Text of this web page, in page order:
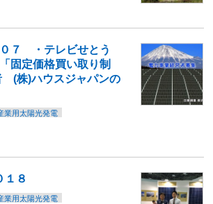
７ ・テレビせとう
定価格買い取り制
(株)ハウスジャパンの
業用太陽光発電
１８
業用太陽光発電